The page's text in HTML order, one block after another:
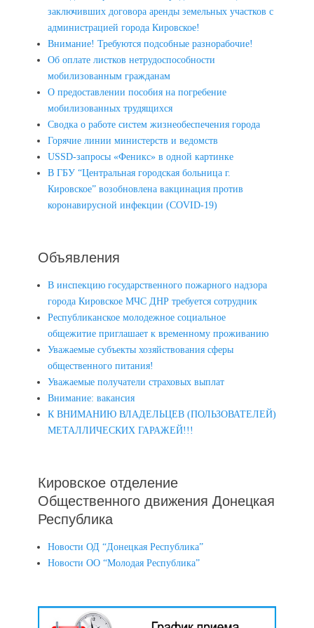
заключивших договора аренды земельных участков с
администрацией города Кировское!
Внимание! Требуются подсобные разнорабочие!
Об оплате листков нетрудоспособности
мобилизованным гражданам
О предоставлении пособия на погребение
мобилизованных трудящихся
Сводка о работе систем жизнеобеспечения города
Горячие линии министерств и ведомств
USSD-запросы «Феникс» в одной картинке
В ГБУ “Центральная городская больница г.
Кировское” возобновлена вакцинация против
коронавирусной инфекции (COVID-19)
Объявления
В инспекцию государственного пожарного надзора
города Кировское МЧС ДНР требуется сотрудник
Республиканское молодежное социальное
общежитие приглашает к временному проживанию
Уважаемые субъекты хозяйствования сферы
общественного питания!
Уважаемые получатели страховых выплат
Внимание: вакансия
К ВНИМАНИЮ ВЛАДЕЛЬЦЕВ (ПОЛЬЗОВАТЕЛЕЙ)
МЕТАЛЛИЧЕСКИХ ГАРАЖЕЙ!!!
Кировское отделение
Общественного движения Донецкая
Республика
Новости ОД “Донецкая Республика”
Новости ОО “Молодая Республика”